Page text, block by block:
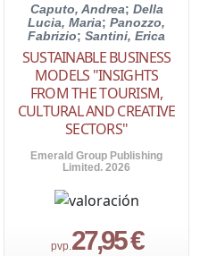
Caputo, Andrea; Della
Lucia, Maria;Panozzo,
Fabrizio;Santini, Erica
SUSTAINABLE BUSINESS
MODELS "INSIGHTS
FROM THE TOURISM,
CULTURAL AND CREATIVE
SECTORS"
Emerald Group Publishing
Limited. 2026
pvp.27,95 €